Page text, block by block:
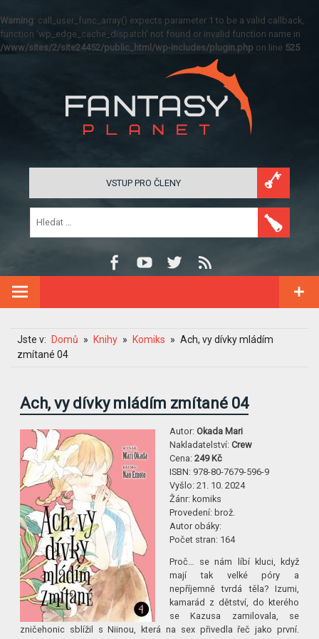
Warning: call_user_func_array() expects parameter 1 to be a valid callback,
function 'wp_edge_cache_dispatch' not found or invalid function name in
/www/sites/2/site24452/public_html/wp-includes/plugin.php on line 525
VSTUP PRO ČLENY
Jste v: Domů Knihy Komiks
Ach, vy dívky mládím
zmítané 04
Ach, vy dívky mládím zmítané 04
Autor:Okada Mari
Nakladatelství:Crew
Cena:249 Kč
ISBN: 978-80-7679-596-9
Vyšlo:21. 10. 2024
Žánr:komiks
Provedení:brož.
Autor obáky:
Počet stran: 164
Proč… se nám líbí kluci, když
mají tak velké póry a
nepříjemně tvrdá těla? Izumi,
kamarád z dětství, do kterého
se Kazusa zamilovala, se
zničehonic sblížil s Niinou, která na sex přivedla řeč jako první.